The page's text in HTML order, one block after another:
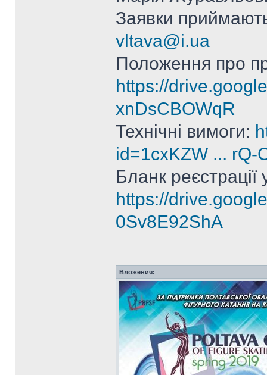
Заявки
vltava@i.ua
Положення про
https://
xnDsCBOWqR
Технічні вимоги:
id=1cxKZW ... rQ-
Бланк реєстрації
https://
0Sv8E92ShA
Вложения: